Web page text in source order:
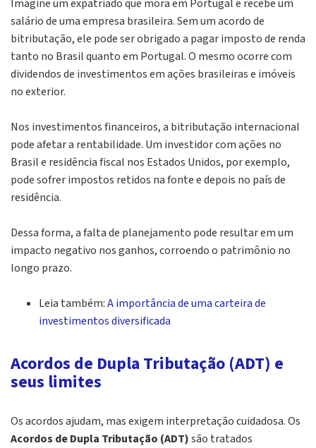
Imagine um expatriado que mora em Portugal e recebe um
salário de uma empresa brasileira. Sem um acordo de
bitributação, ele pode ser obrigado a pagar imposto de renda
tanto no Brasil quanto em Portugal. O mesmo ocorre com
dividendos de investimentos em ações brasileiras e imóveis
no exterior.
Nos investimentos financeiros, a bitributação internacional
pode afetar a rentabilidade. Um investidor com ações no
Brasil e residência fiscal nos Estados Unidos, por exemplo,
pode sofrer impostos retidos na fonte e depois no país de
residência.
Dessa forma, a falta de planejamento pode resultar em um
impacto negativo nos ganhos, corroendo o patrimônio no
longo prazo.
Leia também:A importância de uma carteira de
investimentos diversificada
Acordos de Dupla Tributação (ADT) e
seus limites
Os acordos ajudam, mas exigem interpretação cuidadosa. Os
Acordos de Dupla Tributação (ADT)são tratados